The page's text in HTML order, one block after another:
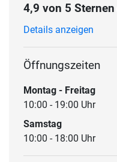
4,9 von 5 Sternen
Details anzeigen
Öffnungszeiten
Montag - Freitag
10:00 - 19:00 Uhr
Samstag
10:00 - 18:00 Uhr